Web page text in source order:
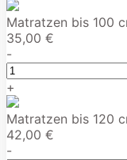
Matratzen bis 100
35,00 €
-
+
Matratzen bis 120
42,00 €
-